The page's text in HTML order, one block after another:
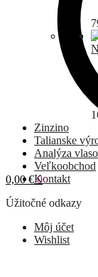
0,00€ 0
Zinzino
Talianske
Analýza
Veľkoobchod
Kontakt
Úžitočné odkazy
Môj účet
Wishlist